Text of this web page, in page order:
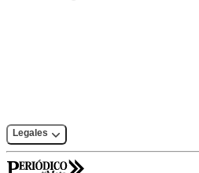
Legales